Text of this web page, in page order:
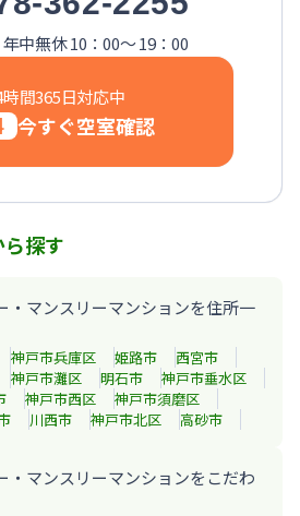
宮北口第２｜禁煙ルーム・Wi-Fi
神戸三宮レガニール｜禁煙ルーム
中無休 10：00～ 19：00
時間365日対応中
今すぐ空室確認
探す
・マンスリーマンションを住所一
神戸市兵庫区 姫路市
西宮市
神戸市灘区 明石市
神戸市垂水区
神戸市西区
神戸市須磨区
川西市 神戸市北区 高砂市
・マンスリーマンションをこだわ